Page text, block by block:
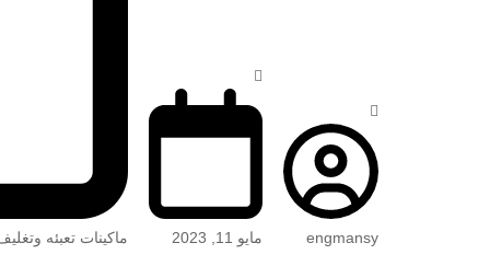
engmansy مايو 11, 2023 ماكينات تعبئه